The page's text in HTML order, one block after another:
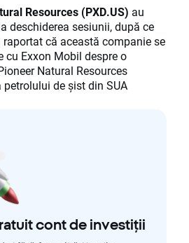
Resources (PXD.US) au
deschiderea sesiunii, după ce
că această companie se
Exxon Mobil despre o
Natural Resources
de șist din SUA
cont de investiții